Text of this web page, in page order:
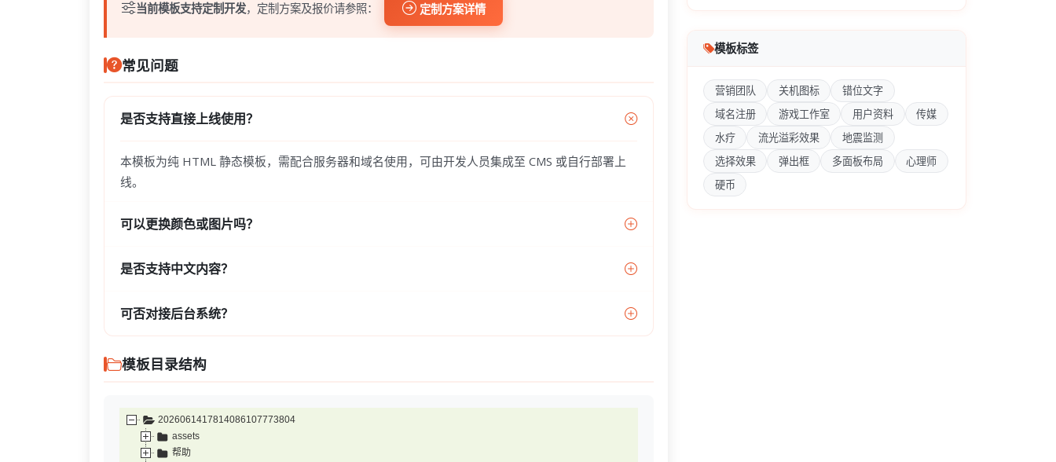
当前模板支持定制开发，定制方案及报价请参照： 定制方案详情
常见问题
是否支持直接上线使用？
本模板为纯 HTML 静态模板，需配合服务器和域名使用，可由开发人员集成至 CMS 或自行部署上
线。
可以更换颜色或图片吗？
是否支持中文内容？
可否对接后台系统？
模板目录结构
2026061417814086107773804
assets
帮助
模板标签
营销团队 关机图标
错位文字
域名注册
游戏工作室 用户资料
传媒
水疗
流光溢彩效果
地震监测
选择效果
弹出框 多面板布局
心理师
硬币